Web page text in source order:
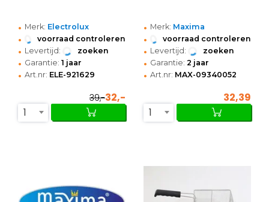
• Merk: Electrolux
• voorraad controleren
• Levertijd: zoeken
• Garantie: 1 jaar
• Art.nr: ELE-921629
39,-32,-
1
• Merk: Maxima
• voorraad controleren
• Levertijd: zoeken
• Garantie: 2 jaar
• Art.nr: MAX-09340052
32,39
1